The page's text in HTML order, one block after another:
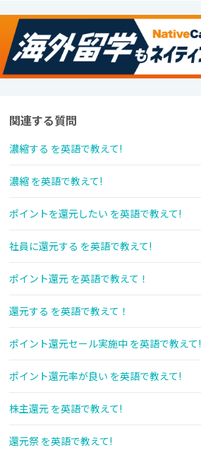
関連する質問
濃縮する を英語で教えて!
濃縮 を英語で教えて!
ポイントを還元したい を英語で教えて!
社員に還元する を英語で教えて!
ポイント還元 を英語で教えて！
還元する を英語で教えて！
ポイント還元セール実施中 を英語で教えて!
ポイント還元率が良い を英語で教えて!
株主還元 を英語で教えて!
還元祭 を英語で教えて!